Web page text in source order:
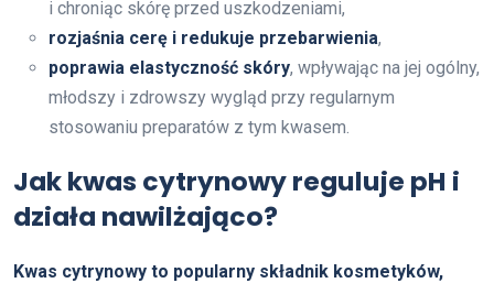
i chroniąc skórę przed uszkodzeniami,
rozjaśnia cerę i redukuje przebarwienia,
poprawia elastyczność skóry, wpływając na jej ogólny,
młodszy i zdrowszy wygląd przy regularnym
stosowaniu preparatów z tym kwasem.
Jak kwas cytrynowy reguluje pH i
działa nawilżająco?
Kwas cytrynowy to popularny składnik kosmetyków,